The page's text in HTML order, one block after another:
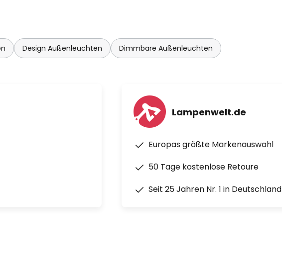
Design Außenleuchten Dimmbare Außenleuchten
Lampenwelt.de
Europas größte Markenauswahl
50 Tage kostenlose Retoure
Seit 25 Jahren Nr. 1 in Deutschland